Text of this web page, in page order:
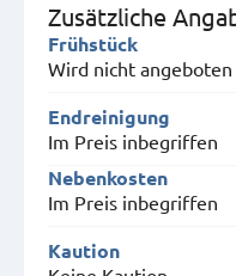
Zusätzliche
Frühstück
Wird nicht angeboten
Endreinigung
Im Preis inbegriffen
Nebenkosten
Im Preis inbegriffen
Kaution